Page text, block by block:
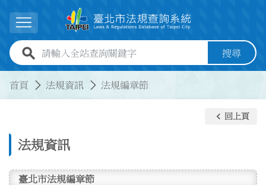
展開選單
全站查詢關鍵字欄位 搜尋
首頁 法規資訊 法規編章節
法規資訊
keyboard_arrow_left 回上頁
臺北市法規編章節